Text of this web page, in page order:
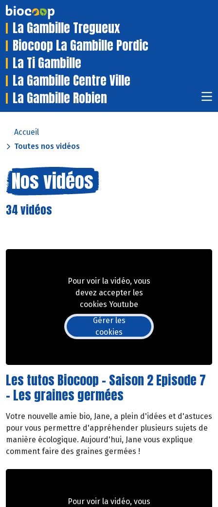
La Gambille Tregueux
Biocoop La Gambille Pordic
La Ti Gambille
La Gambille Centre Ville
La Gambille Robien
Accueil
Toutes nos vidéos
Nos vidéos
34 vidéos
Pour voir la vidéo, vous
devez accepter les
cookies Youtube
Gérer les
cookies
Les tutos Biocoop - Saison 2 Episode 7
- Les graines germées
Votre nouvelle amie bio, Jane, a plein d'idées et d'astuces
pour vous permettre d'appréhender plusieurs sujets de
manière écologique. Aujourd'hui, Jane vous explique
comment faire des graines germées !
Pour voir la vidéo, vous